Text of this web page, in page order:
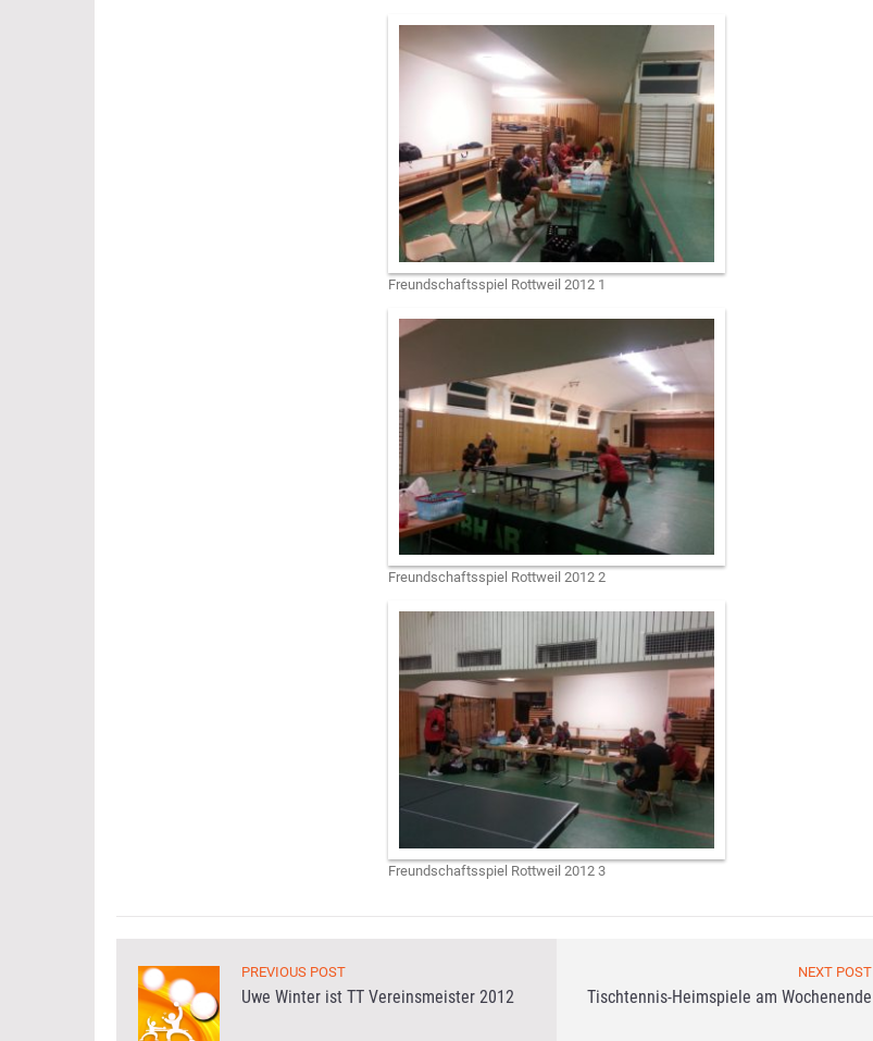
Freundschaftsspiel Rottweil 2012 1
Freundschaftsspiel Rottweil 2012 2
Freundschaftsspiel Rottweil 2012 3
PREVIOUS POST
Uwe Winter ist TT Vereinsmeister 2012
NEXT POST
Tischtennis-Heimspiele am Wochenende